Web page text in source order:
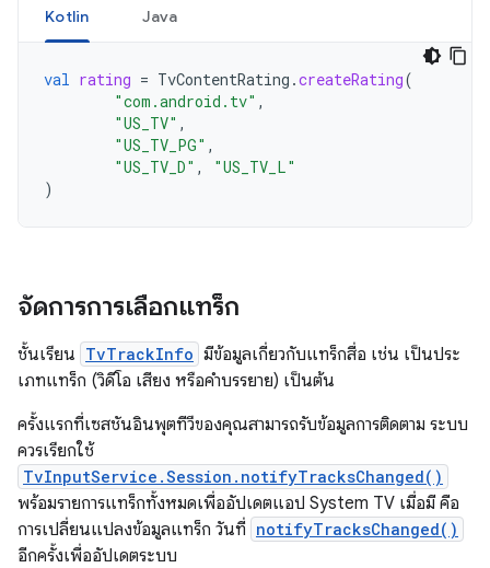
Kotlin Java
val rating = TvContentRating .createRating(
"com.android.tv" ,
"US_TV" ,
"US_TV_PG" ,
"US_TV_D" ,
"US_TV_L"
)
จัดการการเลือกแทร็ก
ชั้นเรียน TvTrackInfo มีข้อมูลเกี่ยวกับแทร็กสื่อ เช่น เป็นประ
เภทแทร็ก (วิดีโอ เสียง หรือคำบรรยาย) เป็นต้น
ครั้งแรกที่เซสชันอินพุตทีวีของคุณสามารถรับข้อมูลการติดตาม ระบบ
ควรเรียกใช้
TvInputService.Session.notifyTracksChanged()
พร้อมรายการแทร็กทั้งหมดเพื่ออัปเดตแอป System TV เมื่อมี คือ
การเปลี่ยนแปลงข้อมูลแทร็ก วันที่ notifyTracksChanged()
อีกครั้งเพื่ออัปเดตระบบ